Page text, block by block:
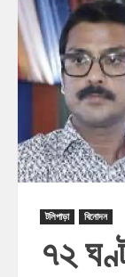
টলিপাড়া বিনোদন
৭২